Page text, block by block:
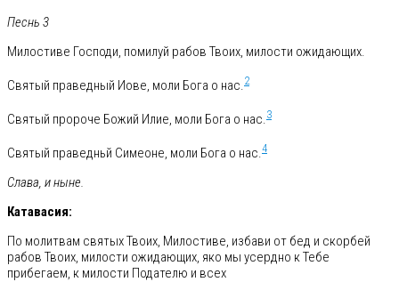
Песнь 3
Милостиве Господи, помилуй рабов Твоих, милости ожидающих.
Святый праведный Иове, моли Бога о нас.2
Святый пророче Божий Илие, моли Бога о нас.3
Святый праведньй Симеоне, моли Бога о нас.4
Слава, и ныне.
Катавасия:
По молитвам святых Твоих, Милостиве, избави от бед и скорбей
рабов Твоих, милости ожидающих, яко мы усердно к Тебе
прибегаем, к милости Подателю и всех